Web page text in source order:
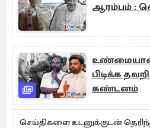
ஆரம்பம் :
உண்மையான
பிடிக்க
கண்டனம்
செய்திகளை உடனுக்குடன்